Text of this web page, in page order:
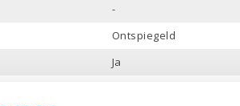
-
Ontspiegeld
Ja